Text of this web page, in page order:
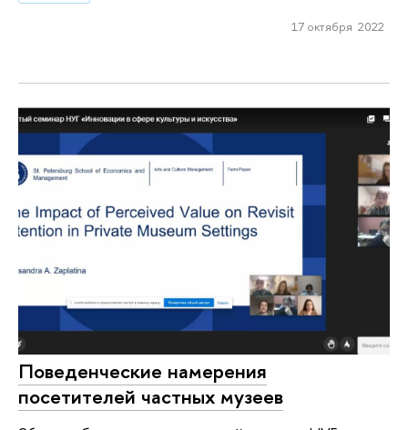
17 октября 2022
Поведенческие намерения
посетителей частных музеев